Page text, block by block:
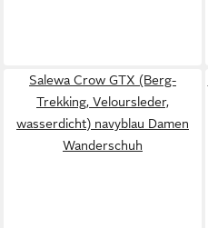
Salewa Crow GTX (Berg-
Trekking, Veloursleder,
wasserdicht) navyblau Damen
Wanderschuh